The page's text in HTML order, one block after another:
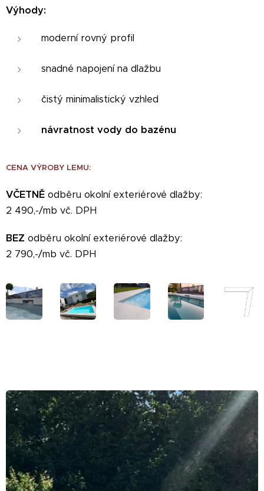
Výhody:
moderní rovný profil
snadné napojení na dlažbu
čistý minimalistický vzhled
návratnost vody do bazénu
CENA VÝROBY LEMU:
VČETNĚ odběru okolní exteriérové dlažby:
2 490,-/mb vč. DPH
BEZ odběru okolní exteriérové dlažby:
2 790,-/mb vč. DPH